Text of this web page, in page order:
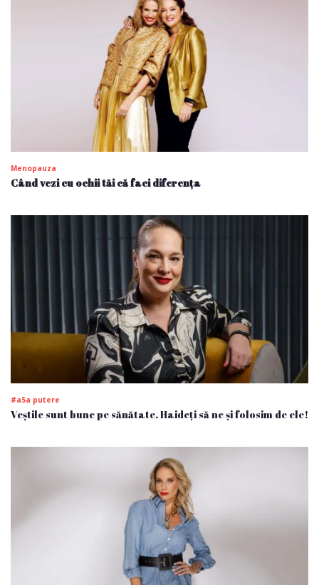
Menopauza
Când vezi cu ochii tăi că faci diferența
#a5a putere
Veștile sunt bune pe sănătate. Haideți să ne și folosim de ele!